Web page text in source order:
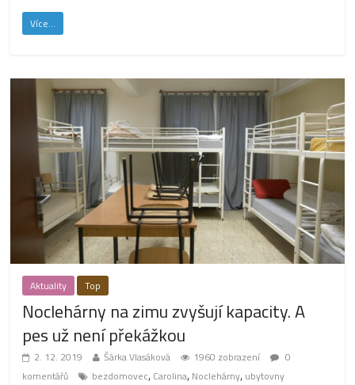
Více...
Aktuality Top
Noclehárny na zimu zvyšují kapacity. A
pes už není překážkou
2. 12. 2019 Šárka Vlasáková 1960 zobrazení
0
komentářů
bezdomovec, Carolina, Noclehárny, ubytovny